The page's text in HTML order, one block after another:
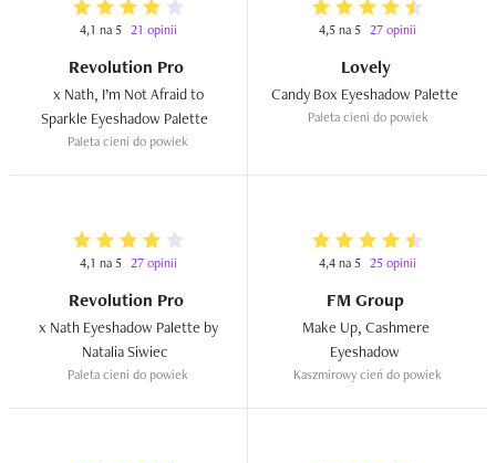
4,1 na 5 21 opinii
Revolution Pro
x Nath, I’m Not Afraid to
Paleta cieni do powiek
4,5 na 5 27 opinii
Lovely
Paleta cieni do powiek
4,1 na 5 27 opinii
Revolution Pro
x Nath Eyeshadow Palette by
Paleta cieni do powiek
4,4 na 5 25 opinii
FM Group
Make Up, Cashmere
Kaszmirowy cień do powiek